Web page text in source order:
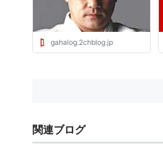
gahalog.2chblog.jp
関連ブログ